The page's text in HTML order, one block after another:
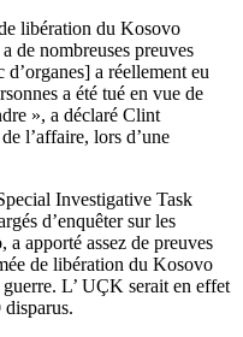
libération du Kosovo
de nombreuses preuves
a réellement eu
a été tué en vue de
», a déclaré Clint
l’affaire, lors d’une
Investigative Task
d’enquêter sur les
a apporté assez de preuves
de libération du Kosovo
L’ UÇK serait en effet